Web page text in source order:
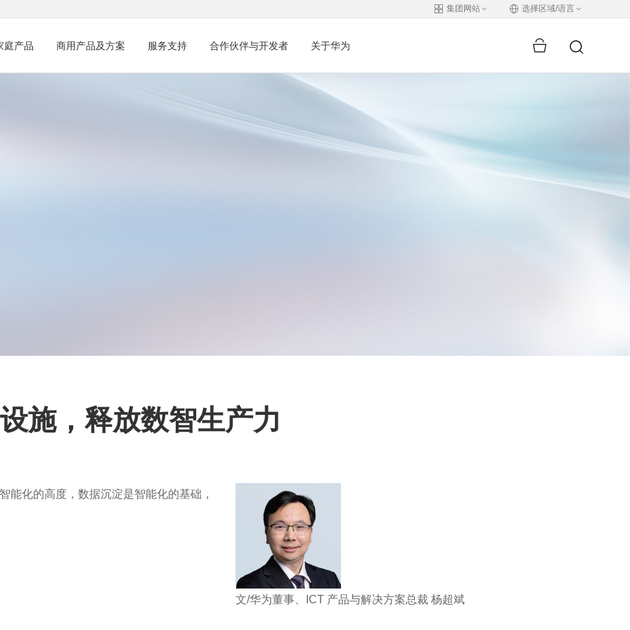
集团网站 选择区域/语言
庭产品 商用产品及方案 服务支持 合作伙伴与开发者 关于华为
施，释放数智生产力
能化的高度，数据沉淀是智能化的基础，
文/华为董事、ICT 产品与解决方案总裁 杨超斌